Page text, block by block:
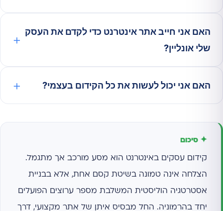
האם אני חייב אתר אינטרנט כדי לקדם את העסק
שלי אונליין?
האם אני יכול לעשות את כל הקידום בעצמי?
✦ סיכום
קידום עסקים באינטרנט הוא מסע מורכב אך מתגמל.
הצלחה אינה טמונה בשיטת קסם אחת, אלא בבניית
אסטרטגיה הוליסטית המשלבת מספר ערוצים הפועלים
יחד בהרמוניה. החל מבסיס איתן של אתר מקצועי, דרך